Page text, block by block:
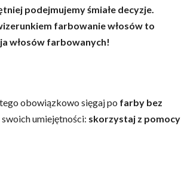
podejmujemy śmiałe decyzje.
farbowanie włosów to
włosów farbowanych!
obowiązkowo sięgaj po farby bez
swoich umiejętności: skorzystaj z pomocy